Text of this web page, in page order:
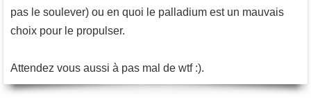
pas le soulever) ou en quoi le palladium est un mauvais
choix pour le propulser.
Attendez vous aussi à pas mal de wtf :).